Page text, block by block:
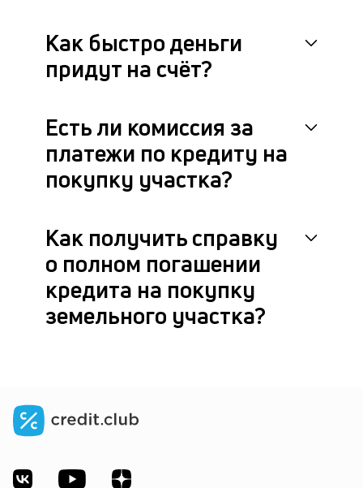
Как быстро деньги
придут на счёт?
Есть ли комиссия за
платежи по кредиту на
покупку участка?
Как получить справку
о полном погашении
кредита на покупку
земельного участка?